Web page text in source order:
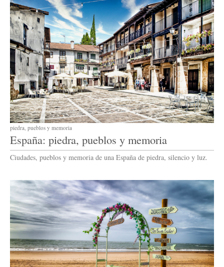
piedra, pueblos y memoria
España: piedra, pueblos y memoria
Ciudades, pueblos y memoria de una España de piedra, silencio y luz.